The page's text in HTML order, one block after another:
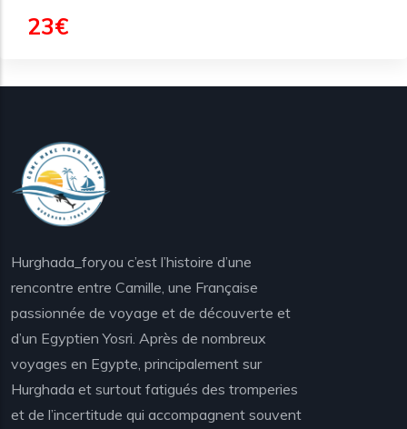
23€
Hurghada_foryou c’est l’histoire d’une
rencontre entre Camille, une Française
passionnée de voyage et de découverte et
d’un Egyptien Yosri. Après de nombreux
voyages en Egypte, principalement sur
Hurghada et surtout fatigués des tromperies
et de l’incertitude qui accompagnent souvent